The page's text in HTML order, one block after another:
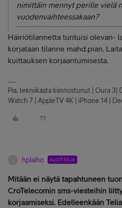
nimittäin mennyt perille vielä
vuodenvaihteessakaan?
Häiriötilannetta tuntuisi olevan-
korjataan tilanne mahd.pian.
kuittauksen korjaantumisesta.
Pia, tekniikasta kiinnostunut | Oura 3|
Watch 7 | AppleTV 4K | iPhone 14 |
hplaiho ALOITTAJA
Mitään ei näytä tapahtuneen
CroTelecomin sms-viesteihin
korjaamiseksi. Edelleenkään